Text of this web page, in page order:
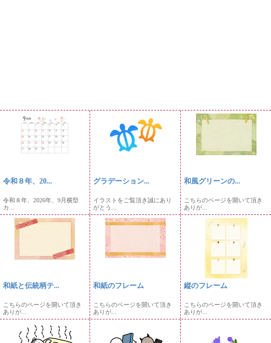
令和８年、20...
令和８年、2026年、9月横型
カ...
グラデーション...
イラストをご覧頂き誠にあり
がとう...
和風グリーンの...
こちらのページを開いて頂き
ありが...
和紙と伝統柄テ...
こちらのページを開いて頂き
ありが...
和紙のフレーム
こちらのページを開いて頂き
ありが...
縦のフレーム
こちらのページを開いて頂き
ありが...